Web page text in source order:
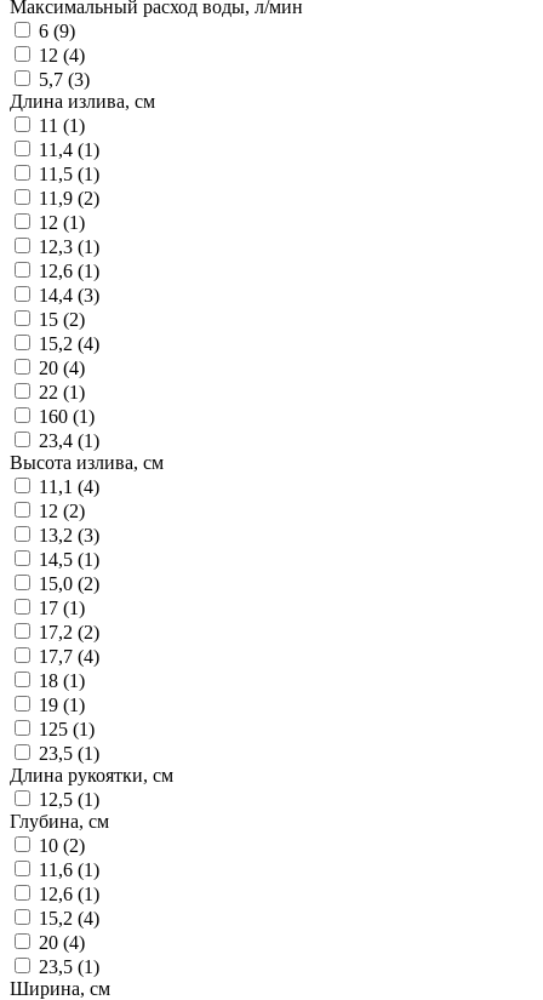
Максимальный расход воды, л/мин
6 (9)
12 (4)
5,7 (3)
Длина излива, см
11 (1)
11,4 (1)
11,5 (1)
11,9 (2)
12 (1)
12,3 (1)
12,6 (1)
14,4 (3)
15 (2)
15,2 (4)
20 (4)
22 (1)
160 (1)
23,4 (1)
Высота излива, см
11,1 (4)
12 (2)
13,2 (3)
14,5 (1)
15,0 (2)
17 (1)
17,2 (2)
17,7 (4)
18 (1)
19 (1)
125 (1)
23,5 (1)
Длина рукоятки, см
12,5 (1)
Глубина, см
10 (2)
11,6 (1)
12,6 (1)
15,2 (4)
20 (4)
23,5 (1)
Ширина, см